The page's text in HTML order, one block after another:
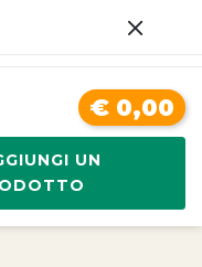
€ 0,00
UN